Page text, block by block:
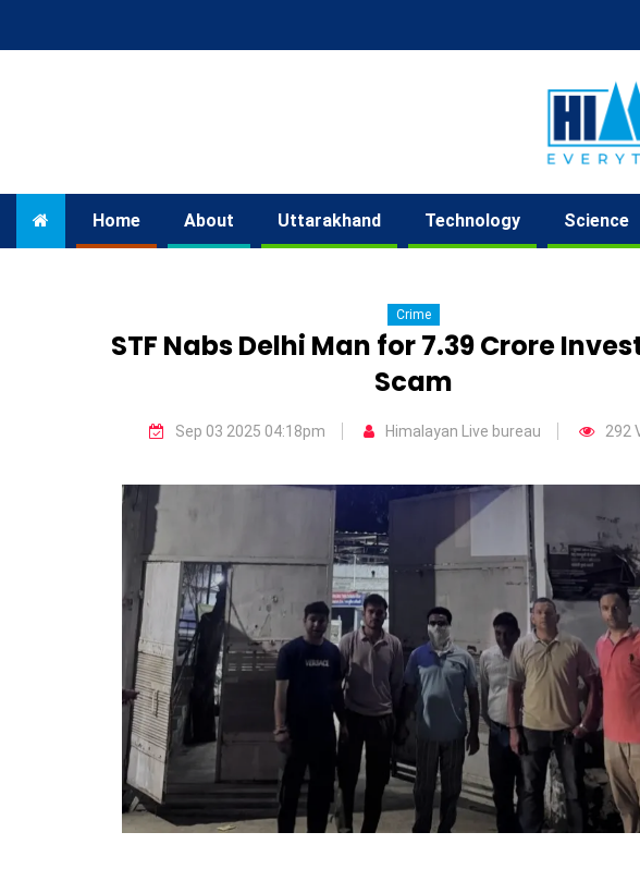
Home About Uttarakhand Technology Science
Crime
STF Nabs Delhi Man for ₹7.39 Crore
Scam
Sep 03 2025 04:18pm Himalayan Live bureau 292